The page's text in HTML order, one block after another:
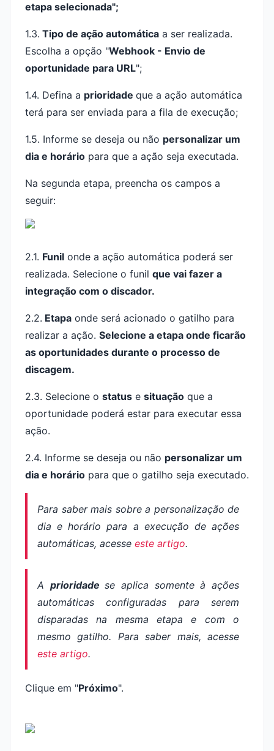
etapa selecionada";
1.3. Tipo de ação automática a ser realizada.
Escolha a opção "Webhook - Envio de
oportunidade para URL";
1.4. Defina a prioridade que a ação automática
terá para ser enviada para a fila de execução;
1.5. Informe se deseja ou não personalizar um
dia e horário para que a ação seja executada.
Na segunda etapa, preencha os campos a
seguir:
2.1. Funil onde a ação automática poderá ser
realizada. Selecione o funil que vai fazer a
integração com o discador.
2.2. Etapa onde será acionado o gatilho para
realizar a ação. Selecione a etapa onde ficarão
as oportunidades durante o processo de
discagem.
2.3. Selecione o status e situação que a
oportunidade poderá estar para executar essa
ação.
2.4. Informe se deseja ou não personalizar um
dia e horário para que o gatilho seja executado.
Para saber mais sobre a personalização de
dia e horário para a execução de ações
automáticas, acesse este artigo.
A prioridadese aplica somente à ações
automáticas configuradas para serem
disparadas na mesma etapa e com o
mesmo gatilho. Para saber mais, acesse
este artigo.
Clique em "Próximo".